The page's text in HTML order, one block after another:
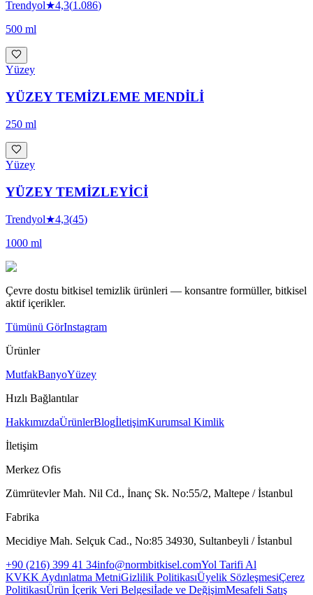
Trendyol★4,3(1.086)
500 ml
Yüzey
YÜZEY TEMİZLEME MENDİLİ
250 ml
Yüzey
YÜZEY TEMİZLEYİCİ
Trendyol★4,3(45)
1000 ml
Çevre dostu bitkisel temizlik ürünleri — konsantre formüller, bitkisel
aktif içerikler.
Tümünü GörInstagram
Ürünler
MutfakBanyoYüzey
Hızlı Bağlantılar
HakkımızdaÜrünlerBlogİletişimKurumsal Kimlik
İletişim
Merkez Ofis
Zümrütevler Mah. Nil Cd., İnanç Sk. No:55/2, Maltepe / İstanbul
Fabrika
Mecidiye Mah. Selçuk Cad., No:85 34930, Sultanbeyli / İstanbul
+90 (216) 399 41 34info@normbitkisel.comYol Tarifi Al
KVKK Aydınlatma MetniGizlilik PolitikasıÜyelik SözleşmesiÇerez
PolitikasıÜrün İçerik Veri Belgesiİade ve DeğişimMesafeli Satış